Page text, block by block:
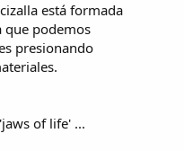
está formada
que podemos
presionando
of life' ...